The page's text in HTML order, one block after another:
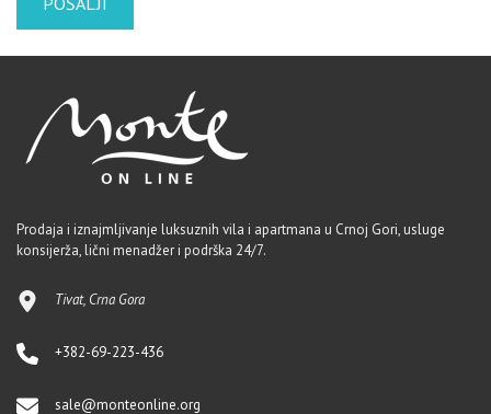
Prodaja i iznajmljivanje luksuznih vila i apartmana u Crnoj Gori, usluge
konsijerža, lični menadžer i podrška 24/7.
Tivat, Crna Gora
+382-69-223-436
sale@monteonline.org